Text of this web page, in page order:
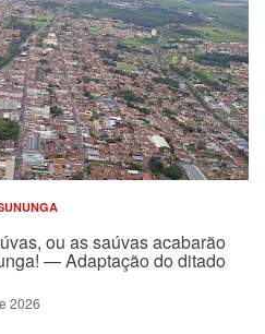
ou as saúvas acabarão
— Adaptação do ditado
2026